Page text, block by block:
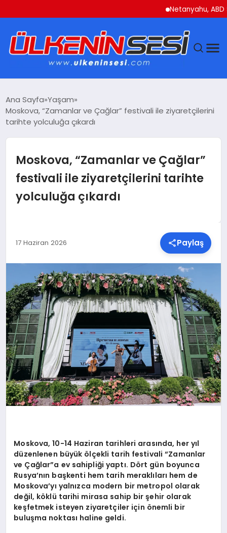
Netanyahu, ABD
EKONOMI
SAĞLIK
TEKNOLOJI
YAŞAM
MALATYA HABERLERI
Ana Sayfa Yaşam
Moskova, “Zamanlar ve Çağlar” festivali ile ziyaretçilerini
tarihte yolculuğa çıkardı
Moskova, “Zamanlar ve Çağlar”
festivali ile ziyaretçilerini tarihte
yolculuğa çıkardı
17 Haziran 2026 Paylaş
Moskova, 10-14 Haziran tarihleri arasında, her yıl
düzenlenen büyük ölçekli tarih festivali “Zamanlar
ve Çağlar”a ev sahipliği yaptı. Dört gün boyunca
Rusya’nın başkenti hem tarih meraklıları hem de
Moskova’yı yalnızca modern bir metropol olarak
değil, köklü tarihi mirasa sahip bir şehir olarak
keşfetmek isteyen ziyaretçiler için önemli bir
buluşma noktası haline geldi.